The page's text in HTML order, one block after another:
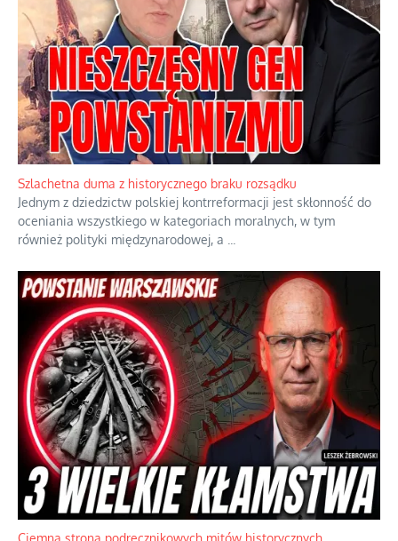
Ekspresowy kurs zbawienia z rodzinną katastrofą
Dramatyczne skutki skrajnej nadgorliwości we wspólnocie.
Szlachetna duma z historycznego braku rozsądku
Jednym z dziedzictw polskiej kontrreformacji jest skłonność do
oceniania wszystkiego w kategoriach moralnych, w tym